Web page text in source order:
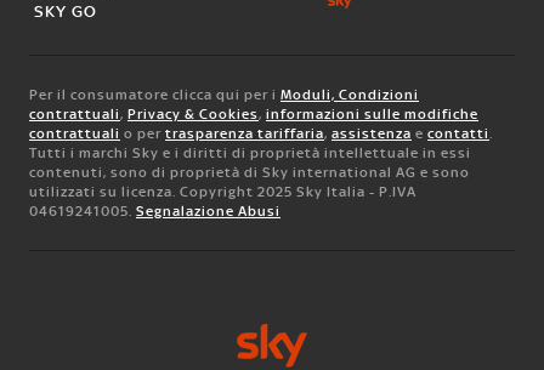
SKY GO
Per il consumatore clicca qui per i Moduli, Condizioni
contrattuali, Privacy & Cookies, informazioni sulle modifiche
contrattuali o per trasparenza tariffaria, assistenza e contatti.
Tutti i marchi Sky e i diritti di proprietà intellettuale in essi
contenuti, sono di proprietà di Sky international AG e sono
utilizzati su licenza. Copyright 2025 Sky Italia - P.IVA
04619241005. Segnalazione Abusi